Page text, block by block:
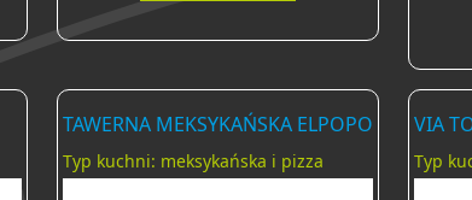
TAWERNA MEKSYKAŃSKA ELPOPO
Typ kuchni: meksykańska i pizza
VIA
Typ